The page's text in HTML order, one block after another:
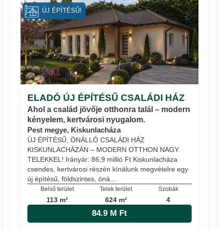
ELADÓ ÚJ ÉPÍTÉSŰ CSALÁDI HÁZ
Ahol a család jövője otthonra talál – modern
kényelem, kertvárosi nyugalom.
Pest megye, Kiskunlacháza
ÚJ ÉPÍTÉSŰ, ÖNÁLLÓ CSALÁDI HÁZ
KISKUNLACHÁZÁN – MODERN OTTHON NAGY
TELEKKEL! Irányár: 86,9 millió Ft Kiskunlacháza
csendes, kertvárosi részén kínálunk megvételre egy
új építésű, földszintes, öná...
Belső terület
113 m²
Telek terület
624 m²
Szobák
4
84.9 M Ft
ÚJ ÉPÍTÉSŰ!